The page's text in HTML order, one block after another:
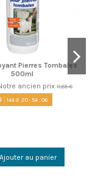
Pierres Tombales
500ml
ancien prix 11,85 €
144d. 20:54:06
Ajouter au panier